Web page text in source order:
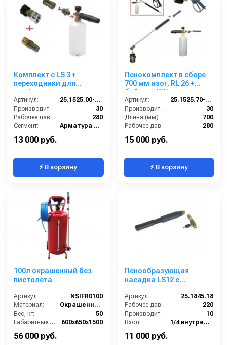
Комплект с LS 3 +
переходники для
профессионального
пистолета Karcher c
ARS220.
Артикул:
25.1525.00-KPK - 220
Производительность (л/мин):
30
Рабочее давление (бар):
280
Сегмент:
Арматура высокого давления
13 000 руб.
⚡ В корзину
Пенокомплект в сборе
700 мм изог, RL 26 +
байонет KW; вход
М22х1,5ш.
Артикул:
25.1525.70-P26KWизог.
Производительность (л/мин):
30
Длина (мм):
700
Рабочее давление (бар):
280
15 000 руб.
⚡ В корзину
100л окрашенный без
пистолета
Артикул:
NSIFR0100
Материал:
Окрашенная сталь
Вес, кг:
50
Габаритные размеры, мм:
600x650x1500
56 000 руб.
Пенообразующая
насадка LS12 с
вход 1/4г - 3/8ш-ш.
(черный)
Артикул:
25.1845.18
Рабочее давление (бар):
220
Производительность (л/мин):
10
Вход:
1/4 внутренняя резьба
11 000 руб.